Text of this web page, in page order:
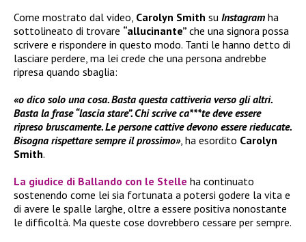
Come mostrato dal video, Carolyn Smith su Instagram ha
sottolineato di trovare “allucinante” che una signora possa
scrivere e rispondere in questo modo. Tanti le hanno detto di
lasciare perdere, ma lei crede che una persona andrebbe
ripresa quando sbaglia:
«o dico solo una cosa. Basta questa cattiveria verso gli altri.
Basta la frase “lascia stare”. Chi scrive ca***te deve essere
ripreso bruscamente. Le persone cattive devono essere rieducate.
Bisogna rispettare sempre il prossimo», ha esordito Carolyn
Smith.
La giudice di Ballando con le Stelle ha continuato
sostenendo come lei sia fortunata a potersi godere la vita e
di avere le spalle larghe, oltre a essere positiva nonostante
le difficoltà. Ma queste cose dovrebbero cessare per sempre.